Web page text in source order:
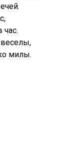
веселы,
милы.